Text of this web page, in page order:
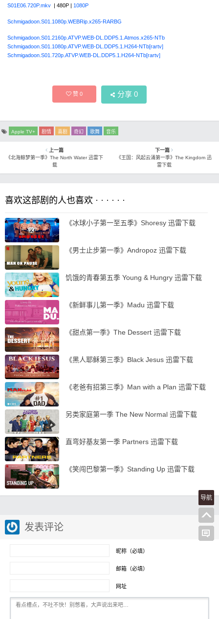
S01E06.720P.mkv | 480P | 1080P
Schmigadoon.S01.1080p.WEBRip.x265-RARBG
Schmigadoon.S01.2160p.ATVP.WEB-DL.DDP5.1.Atmos.x265-NTb
Schmigadoon.S01.1080p.ATVP.WEB-DL.DDP5.1.H264-NTb[rartv]
Schmigadoon.S01.720p.ATVP.WEB-DL.DDP5.1.H264-NTb[rartv]
赞0 分享 0
Apple TV+ 剧情 喜剧 奇幻 歌舞 音乐
上一篇
《北海鲸梦第一季》The North Water 迅雷下
载
下一篇
《王国：风起云涌第一季》The Kingdom 迅
雷下载
喜欢这部剧的人也喜欢 · · · · · ·
《冰球小子第一至五季》Shoresy 迅雷下载
《男士止步第一季》Andropoz 迅雷下载
饥饿的青春第五季 Young & Hungry 迅雷下载
《新鲜事儿第一季》Madu 迅雷下载
《甜点第一季》The Dessert 迅雷下载
《黑人耶稣第三季》Black Jesus 迅雷下载
《老爸有招第三季》Man with a Plan 迅雷下载
另类家庭第一季 The New Normal 迅雷下载
直弯好基友第一季 Partners 迅雷下载
《笑闯巴黎第一季》Standing Up 迅雷下载
发表评论
昵称（必填）
邮箱（必填）
网址
导航